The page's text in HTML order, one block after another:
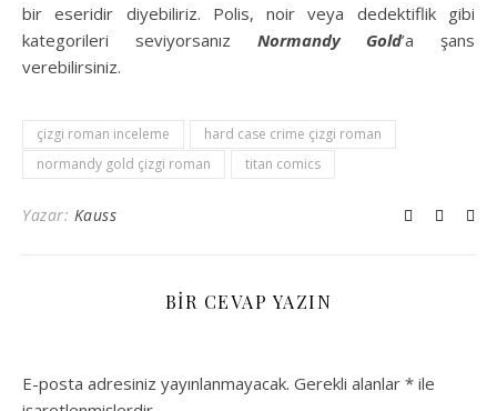
bir eseridir diyebiliriz. Polis, noir veya dedektiflik gibi
kategorileri seviyorsanız Normandy Gold’a şans
verebilirsiniz.
çizgi roman inceleme
hard case crime çizgi roman
normandy gold çizgi roman
titan comics
Yazar: Kauss
BIR CEVAP YAZIN
E-posta adresiniz yayınlanmayacak. Gerekli alanlar * ile